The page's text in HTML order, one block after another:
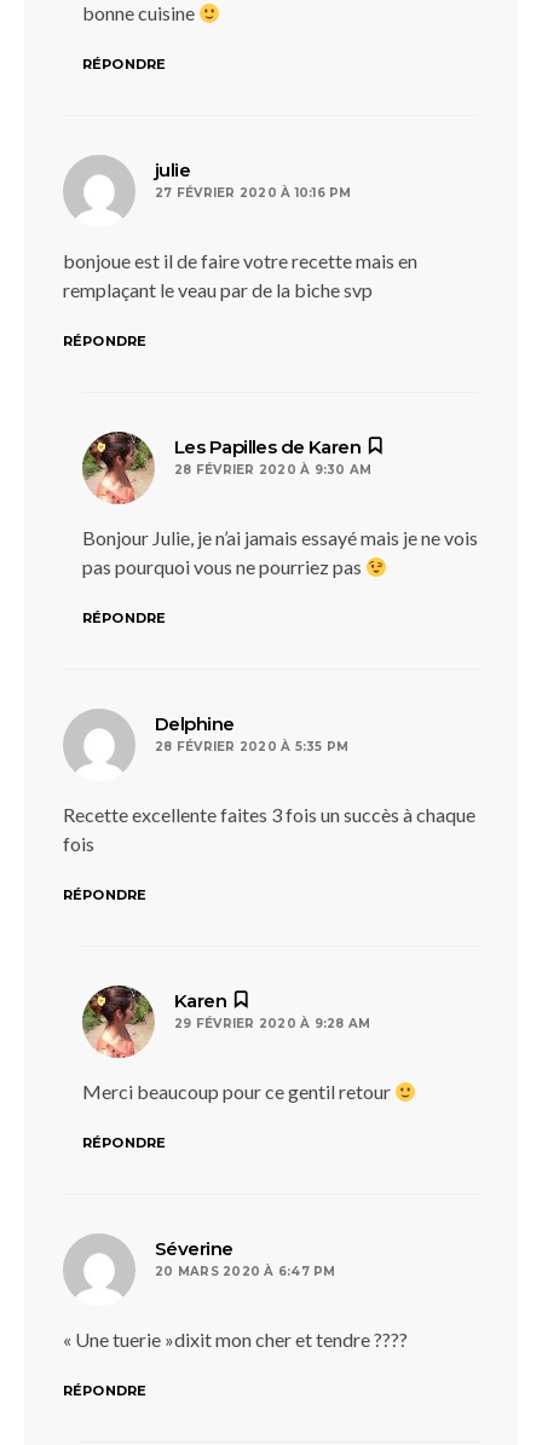
bonne cuisine
RÉPONDRE
julie
27 FÉVRIER 2020 À 10:16 PM
bonjoue est il de faire votre recette mais en
remplaçant le veau par de la biche svp
RÉPONDRE
Les Papilles de Karen
28 FÉVRIER 2020 À 9:30 AM
Bonjour Julie, je n’ai jamais essayé mais je ne vois
pas pourquoi vous ne pourriez pas
RÉPONDRE
Delphine
28 FÉVRIER 2020 À 5:35 PM
Recette excellente faites 3 fois un succès à chaque
fois
RÉPONDRE
Karen
29 FÉVRIER 2020 À 9:28 AM
Merci beaucoup pour ce gentil retour
RÉPONDRE
Séverine
20 MARS 2020 À 6:47 PM
« Une tuerie »dixit mon cher et tendre ????
RÉPONDRE